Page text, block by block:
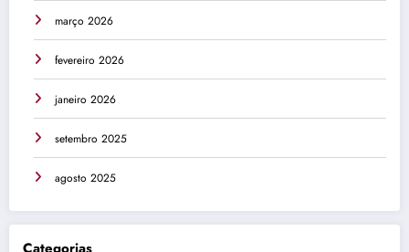
março 2026
fevereiro 2026
janeiro 2026
setembro 2025
agosto 2025